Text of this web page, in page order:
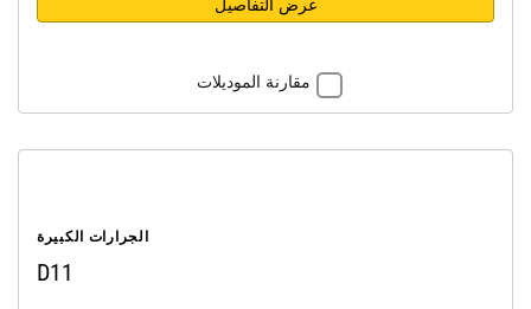
مقارنة الموديلات
الجرارات الكبيرة
D11